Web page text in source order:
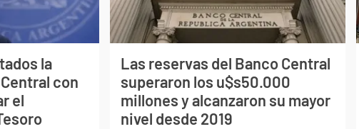
la
con
el
Las reservas del Banco Central
superaron los u$s50.000
millones y alcanzaron su mayor
nivel desde 2019